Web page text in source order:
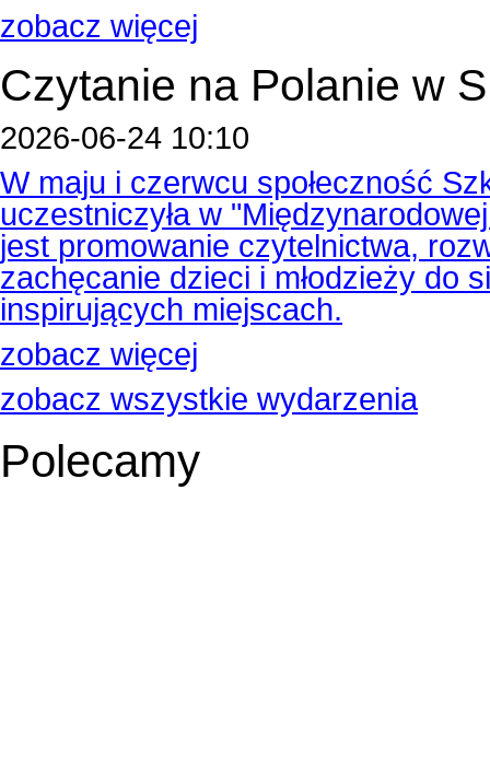
zobacz więcej
Czytanie na Polanie w
2026-06-24 10:10
W maju i czerwcu społeczność
uczestniczyła w
jest promowanie czytelnictwa,
zachęcanie dzieci i młodzieży do
inspirujących miejscach.
zobacz więcej
zobacz wszystkie wydarzenia
Polecamy